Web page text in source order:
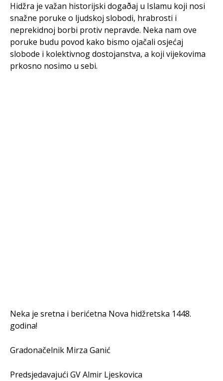
Hidžra je važan historijski dogaðaj u Islamu koji nosi
snažne poruke o ljudskoj slobodi, hrabrosti i
neprekidnoj borbi protiv nepravde. Neka nam ove
poruke budu povod kako bismo ojačali osjećaj
slobode i kolektivnog dostojanstva, a koji vijekovima
prkosno nosimo u sebi.
Neka je sretna i berićetna Nova hidžretska 1448.
godina!
Gradonačelnik Mirza Ganić
Predsjedavajući GV Almir Ljeskovica